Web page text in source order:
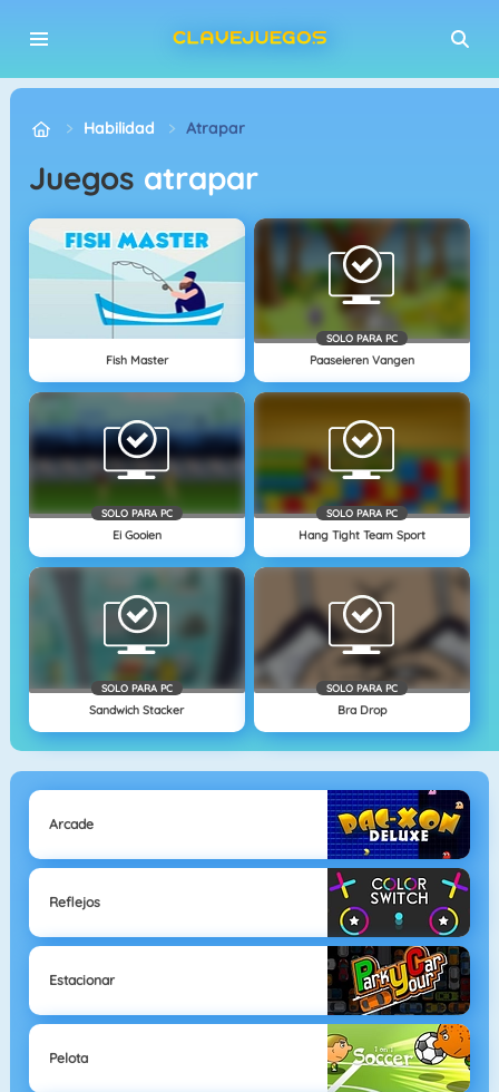
Habilidad Atrapar
juegos atrapar
Fish Master
SOLO PARA PC
Paaseieren Vangen
SOLO PARA PC
Ei Gooien
SOLO PARA PC
Hang Tight Team Sport
SOLO PARA PC
Sandwich Stacker
SOLO PARA PC
Bra Drop
Arcade
Reflejos
Estacionar
Pelota